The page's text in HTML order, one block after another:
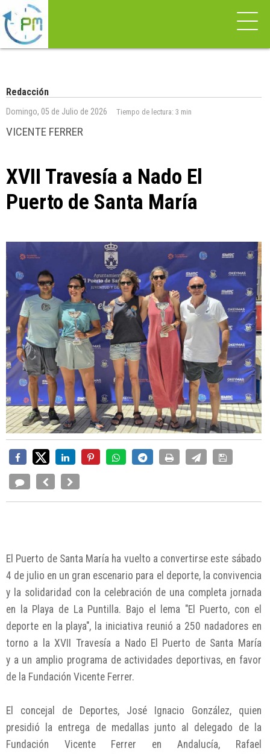
Redacción
Domingo, 05 de Julio de 2026 Tiempo de lectura: 3 min
VICENTE FERRER
XVII Travesía a Nado El
Puerto de Santa María
El Puerto de Santa María ha vuelto a convertirse este sábado
4 de julio en un gran escenario para el deporte, la convivencia
y la solidaridad con la celebración de una completa jornada
en la Playa de La Puntilla. Bajo el lema "El Puerto, con el
deporte en la playa", la iniciativa reunió a 250 nadadores en
torno a la XVII Travesía a Nado El Puerto de Santa María
y a un amplio programa de actividades deportivas, en favor
de la Fundación Vicente Ferrer.
El concejal de Deportes, José Ignacio González, quien
presidió la entrega de medallas junto al delegado de la
Fundación Vicente Ferrer en Andalucía, Rafael